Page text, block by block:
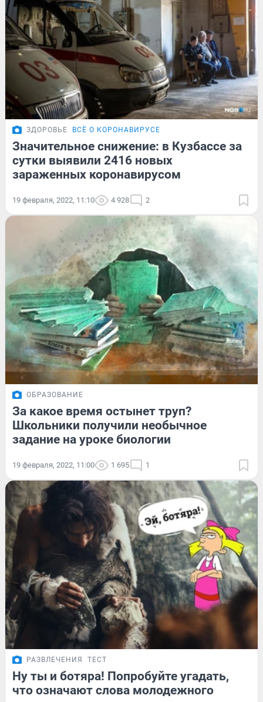
ЗДОРОВЬЕ ВСЁ О КОРОНАВИРУСЕ
Значительное снижение: в Кузбассе за
сутки выявили 2416 новых
зараженных коронавирусом
19 февраля, 2022, 11:10 4 928 2
ОБРАЗОВАНИЕ
За какое время остынет труп?
Школьники получили необычное
задание на уроке биологии
19 февраля, 2022, 11:00 1 695 1
РАЗВЛЕЧЕНИЯ ТЕСТ
Ну ты и ботяра! Попробуйте угадать,
что означают слова молодежного